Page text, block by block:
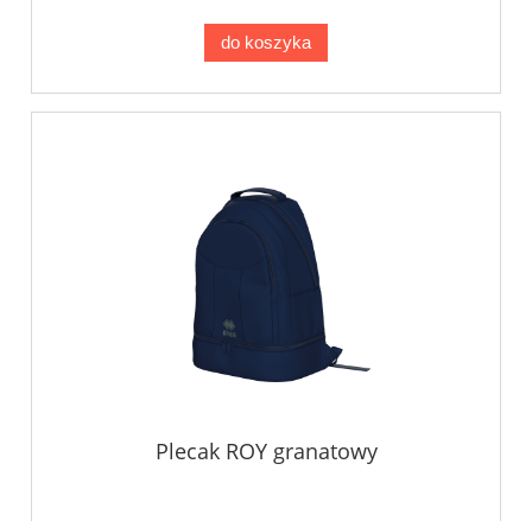
do koszyka
Plecak ROY granatowy